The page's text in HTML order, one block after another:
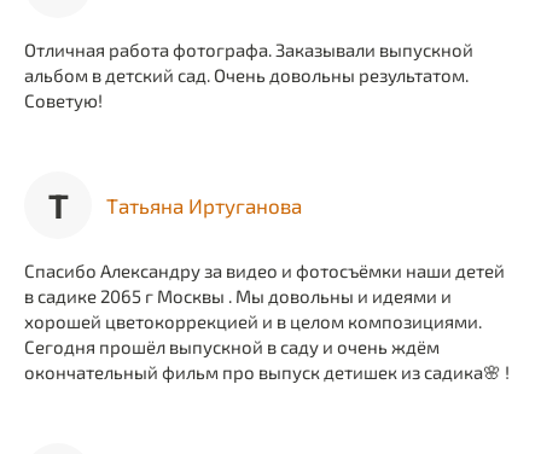
Отличная работа фотографа. Заказывали выпускной
альбом в детский сад. Очень довольны результатом.
Советую!
Т Татьяна Иртуганова
Спасибо Александру за видео и фотосъёмки наши детей
в садике 2065 г Москвы . Мы довольны и идеями и
хорошей цветокоррекцией и в целом композициями.
Сегодня прошёл выпускной в саду и очень ждём
окончательный фильм про выпуск детишек из садика🌸 !